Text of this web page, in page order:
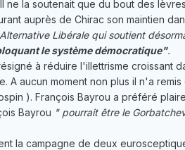
ne la soutenait que du bout des
auprès de Chirac son maintien
Libérale qui soutient
le système démocratique".
à réduire l'illettrisme croissant
aucun moment non plus il n'a
). François Bayrou a préféré
Bayrou " pourrait être le
la campagne de deux